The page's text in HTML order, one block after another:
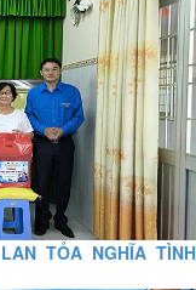
TỎA NGHĨA TÌNH